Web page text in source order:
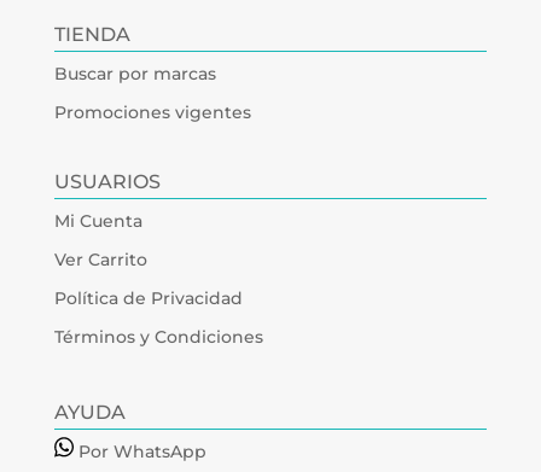
TIENDA
Buscar por marcas
Promociones vigentes
USUARIOS
Mi Cuenta
Ver Carrito
Política de Privacidad
Términos y Condiciones
AYUDA
Por WhatsApp